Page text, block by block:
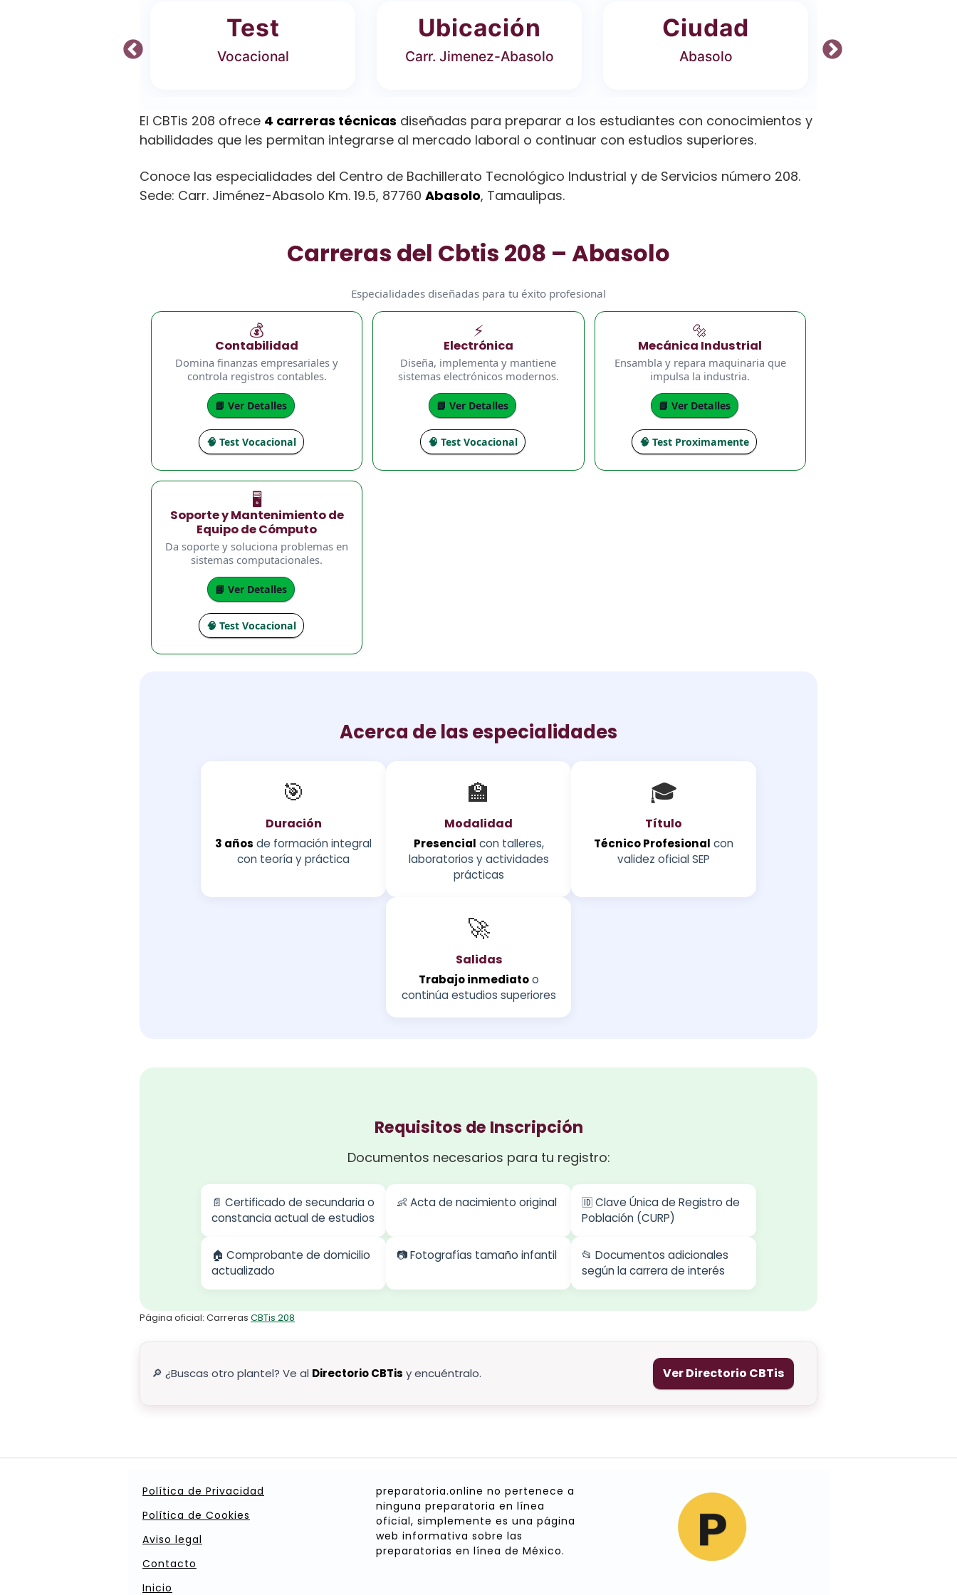
Test
Vocacional
Ubicación
Carr. Jimenez-Abasolo
Ciudad
Abasolo
El CBTis 208 ofrece 4 carreras técnicas diseñadas para preparar a los estudiantes con conocimientos y
habilidades que les permitan integrarse al mercado laboral o continuar con estudios superiores.
Conoce las especialidades del Centro de Bachillerato Tecnológico Industrial y de Servicios número 208.
Sede: Carr. Jiménez-Abasolo Km. 19.5, 87760 Abasolo, Tamaulipas.
Carreras del Cbtis 208 – Abasolo
Especialidades diseñadas para tu éxito profesional
💰
Contabilidad
Domina finanzas empresariales y
controla registros contables.
📘 Ver Detalles
🧠 Test Vocacional
⚡
Electrónica
Diseña, implementa y mantiene
sistemas electrónicos modernos.
📘 Ver Detalles
🧠 Test Vocacional
🔩
Mecánica Industrial
Ensambla y repara maquinaria que
impulsa la industria.
📘 Ver Detalles
🧠 Test Proximamente
🖥️
Soporte y Mantenimiento de
Equipo de Cómputo
Da soporte y soluciona problemas en
sistemas computacionales.
📘 Ver Detalles
🧠 Test Vocacional
Acerca de las especialidades
🎯
Duración
3 años de formación integral
con teoría y práctica
🏫
Modalidad
Presencial con talleres,
laboratorios y actividades
prácticas
🎓
Título
Técnico Profesional con
validez oficial SEP
🚀
Salidas
Trabajo inmediatoo
continúa estudios superiores
Requisitos de Inscripción
Documentos necesarios para tu registro:
📄 Certificado de secundaria o
constancia actual de estudios
👶 Acta de nacimiento original
🆔 Clave Única de Registro de
Población (CURP)
🏠 Comprobante de domicilio
actualizado
📷 Fotografías tamaño infantil
📂 Documentos adicionales
según la carrera de interés
Página oficial: Carreras CBTis 208
🔎 ¿Buscas otro plantel? Ve al Directorio CBTis y encuéntralo. Ver Directorio CBTis
Política de Privacidad
Política de Cookies
Aviso legal
Contacto
Inicio
preparatoria.online no pertenece a
ninguna preparatoria en línea
oficial, simplemente es una página
web informativa sobre las
preparatorias en línea de México.